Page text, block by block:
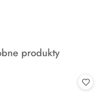
produkty